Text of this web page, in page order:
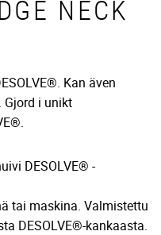
NECK
Kan även
Gjord i unikt
DESOLVE® -
tai maskina. Valmistettu
DESOLVE®-kankaasta.